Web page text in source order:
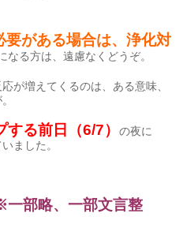
要がある場合は、浄化対
なる方は、遠慮なくどうぞ。
が増えてくるのは、ある意味、
する前日（6/7）の夜に
ました。
部略、一部文言整